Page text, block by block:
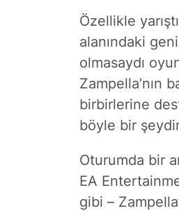
Özellikle
alanındaki
olmasaydı
Zampella’nın
birbirlerine
böyle bir
Oturumda bir
EA
gibi –